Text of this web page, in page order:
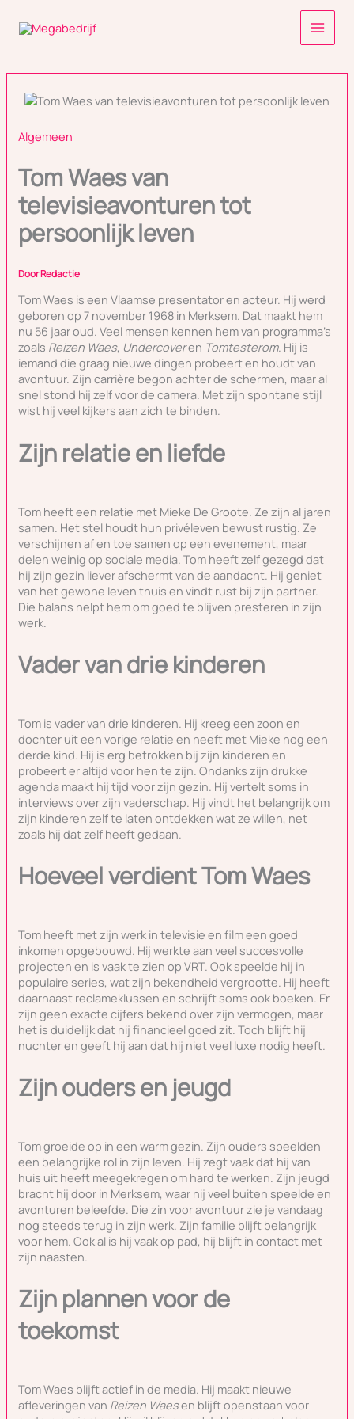
naar
Algemeen
Tom Waes van
televisieavonturen tot
persoonlijk leven
DoorRedactie
Tom Waes is een Vlaamse presentator en acteur. Hij werd
geboren op 7 november 1968 in Merksem. Dat maakt hem
nu 56 jaar oud. Veel mensen kennen hem van programma’s
zoals Reizen Waes, Undercoveren Tomtesterom. Hij is
iemand die graag nieuwe dingen probeert en houdt van
avontuur. Zijn carrière begon achter de schermen, maar al
snel stond hij zelf voor de camera. Met zijn spontane stijl
wist hij veel kijkers aan zich te binden.
Zijn relatie en liefde
Tom heeft een relatie met Mieke De Groote. Ze zijn al jaren
samen. Het stel houdt hun privéleven bewust rustig. Ze
verschijnen af en toe samen op een evenement, maar
delen weinig op sociale media. Tom heeft zelf gezegd dat
hij zijn gezin liever afschermt van de aandacht. Hij geniet
van het gewone leven thuis en vindt rust bij zijn partner.
Die balans helpt hem om goed te blijven presteren in zijn
werk.
Vader van drie kinderen
Tom is vader van drie kinderen. Hij kreeg een zoon en
dochter uit een vorige relatie en heeft met Mieke nog een
derde kind. Hij is erg betrokken bij zijn kinderen en
probeert er altijd voor hen te zijn. Ondanks zijn drukke
agenda maakt hij tijd voor zijn gezin. Hij vertelt soms in
interviews over zijn vaderschap. Hij vindt het belangrijk om
zijn kinderen zelf te laten ontdekken wat ze willen, net
zoals hij dat zelf heeft gedaan.
Hoeveel verdient Tom Waes
Tom heeft met zijn werk in televisie en film een goed
inkomen opgebouwd. Hij werkte aan veel succesvolle
projecten en is vaak te zien op VRT. Ook speelde hij in
populaire series, wat zijn bekendheid vergrootte. Hij heeft
daarnaast reclameklussen en schrijft soms ook boeken. Er
zijn geen exacte cijfers bekend over zijn vermogen, maar
het is duidelijk dat hij financieel goed zit. Toch blijft hij
nuchter en geeft hij aan dat hij niet veel luxe nodig heeft.
Zijn ouders en jeugd
Tom groeide op in een warm gezin. Zijn ouders speelden
een belangrijke rol in zijn leven. Hij zegt vaak dat hij van
huis uit heeft meegekregen om hard te werken. Zijn jeugd
bracht hij door in Merksem, waar hij veel buiten speelde en
avonturen beleefde. Die zin voor avontuur zie je vandaag
nog steeds terug in zijn werk. Zijn familie blijft belangrijk
voor hem. Ook al is hij vaak op pad, hij blijft in contact met
zijn naasten.
Zijn plannen voor de
toekomst
Tom Waes blijft actief in de media. Hij maakt nieuwe
afleveringen van Reizen Waesen blijft openstaan voor